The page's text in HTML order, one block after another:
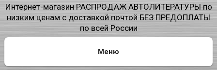
Интернет-магазин РАСПРОДАЖ АВТОЛИТЕРАТУРЫ по
низким ценам с доставкой почтой БЕЗ ПРЕДОПЛАТЫ
по всей России